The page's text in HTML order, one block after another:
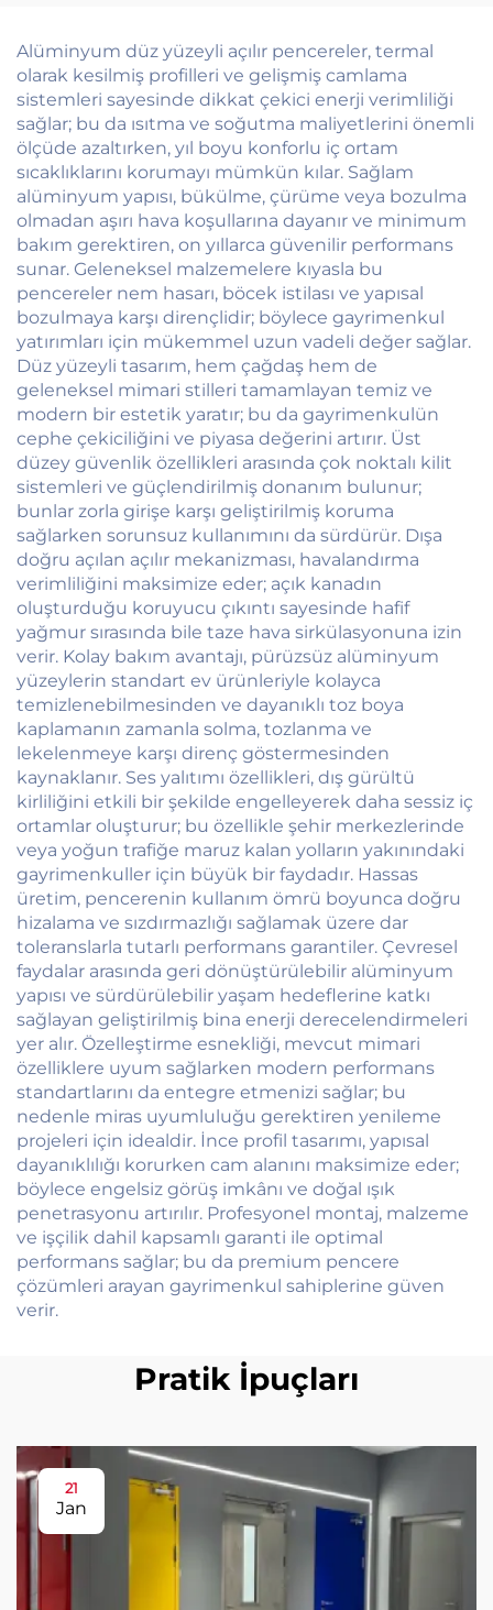
Dış Mekân Cam
Sürgülü Kapılar
Alüminyum düz yüzeyli açılır pencereler, termal
olarak kesilmiş profilleri ve gelişmiş camlama
sistemleri sayesinde dikkat çekici enerji verimliliği
sağlar; bu da ısıtma ve soğutma maliyetlerini önemli
ölçüde azaltırken, yıl boyu konforlu iç ortam
sıcaklıklarını korumayı mümkün kılar. Sağlam
alüminyum yapısı, bükülme, çürüme veya bozulma
olmadan aşırı hava koşullarına dayanır ve minimum
bakım gerektiren, on yıllarca güvenilir performans
sunar. Geleneksel malzemelere kıyasla bu
pencereler nem hasarı, böcek istilası ve yapısal
bozulmaya karşı dirençlidir; böylece gayrimenkul
yatırımları için mükemmel uzun vadeli değer sağlar.
Düz yüzeyli tasarım, hem çağdaş hem de
geleneksel mimari stilleri tamamlayan temiz ve
modern bir estetik yaratır; bu da gayrimenkulün
cephe çekiciliğini ve piyasa değerini artırır. Üst
düzey güvenlik özellikleri arasında çok noktalı kilit
sistemleri ve güçlendirilmiş donanım bulunur;
bunlar zorla girişe karşı geliştirilmiş koruma
sağlarken sorunsuz kullanımını da sürdürür. Dışa
doğru açılan açılır mekanizması, havalandırma
verimliliğini maksimize eder; açık kanadın
oluşturduğu koruyucu çıkıntı sayesinde hafif
yağmur sırasında bile taze hava sirkülasyonuna izin
verir. Kolay bakım avantajı, pürüzsüz alüminyum
yüzeylerin standart ev ürünleriyle kolayca
temizlenebilmesinden ve dayanıklı toz boya
kaplamanın zamanla solma, tozlanma ve
lekelenmeye karşı direnç göstermesinden
kaynaklanır. Ses yalıtımı özellikleri, dış gürültü
kirliliğini etkili bir şekilde engelleyerek daha sessiz iç
ortamlar oluşturur; bu özellikle şehir merkezlerinde
veya yoğun trafiğe maruz kalan yolların yakınındaki
gayrimenkuller için büyük bir faydadır. Hassas
üretim, pencerenin kullanım ömrü boyunca doğru
hizalama ve sızdırmazlığı sağlamak üzere dar
toleranslarla tutarlı performans garantiler. Çevresel
faydalar arasında geri dönüştürülebilir alüminyum
yapısı ve sürdürülebilir yaşam hedeflerine katkı
sağlayan geliştirilmiş bina enerji derecelendirmeleri
yer alır. Özelleştirme esnekliği, mevcut mimari
özelliklere uyum sağlarken modern performans
standartlarını da entegre etmenizi sağlar; bu
nedenle miras uyumluluğu gerektiren yenileme
projeleri için idealdir. İnce profil tasarımı, yapısal
dayanıklılığı korurken cam alanını maksimize eder;
böylece engelsiz görüş imkânı ve doğal ışık
penetrasyonu artırılır. Profesyonel montaj, malzeme
ve işçilik dahil kapsamlı garanti ile optimal
performans sağlar; bu da premium pencere
çözümleri arayan gayrimenkul sahiplerine güven
verir.
Pratik İpuçları
21
Jan